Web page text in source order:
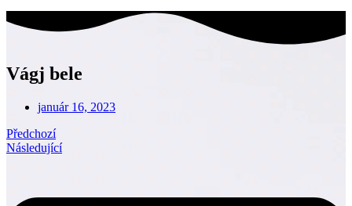
Vágj bele
január 16, 2023
Předchozí
Následující